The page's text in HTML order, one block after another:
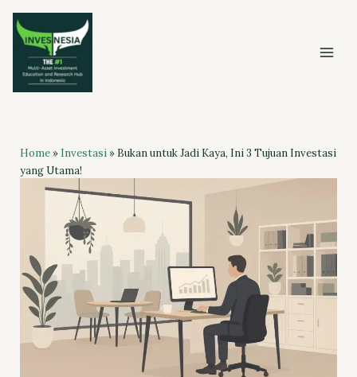
Skip
content
Home» Investasi» Bukan untuk Jadi Kaya, Ini 3 Tujuan Investasi
yang Utama!